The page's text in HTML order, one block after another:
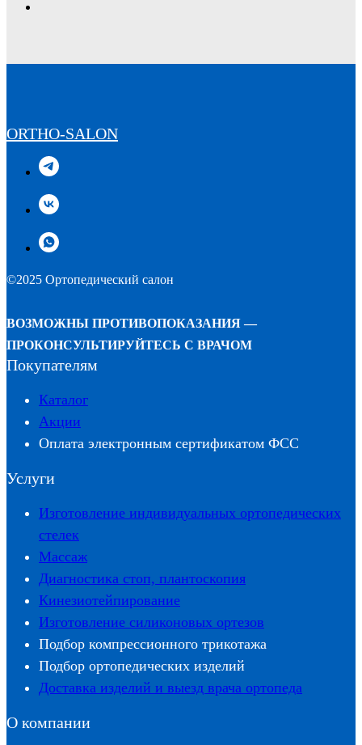
ORTHO-SALON
©2025 Ортопедический салон
ВОЗМОЖНЫ ПРОТИВОПОКАЗАНИЯ —
ПРОКОНСУЛЬТИРУЙТЕСЬ С ВРАЧОМ
Покупателям
Каталог
Акции
Оплата электронным сертификатом ФСС
Услуги
Изготовление индивидуальных ортопедических
стелек
Массаж
Диагностика стоп, плантоскопия
Кинезиотейпирование
Изготовление силиконовых ортезов
Подбор компрессионного трикотажа
Подбор ортопедических изделий
Доставка изделий и выезд врача ортопеда
О компании